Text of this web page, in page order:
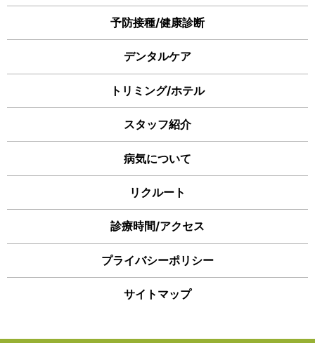
予防接種/健康診断
デンタルケア
トリミング/ホテル
スタッフ紹介
病気について
リクルート
診療時間/アクセス
プライバシーポリシー
サイトマップ